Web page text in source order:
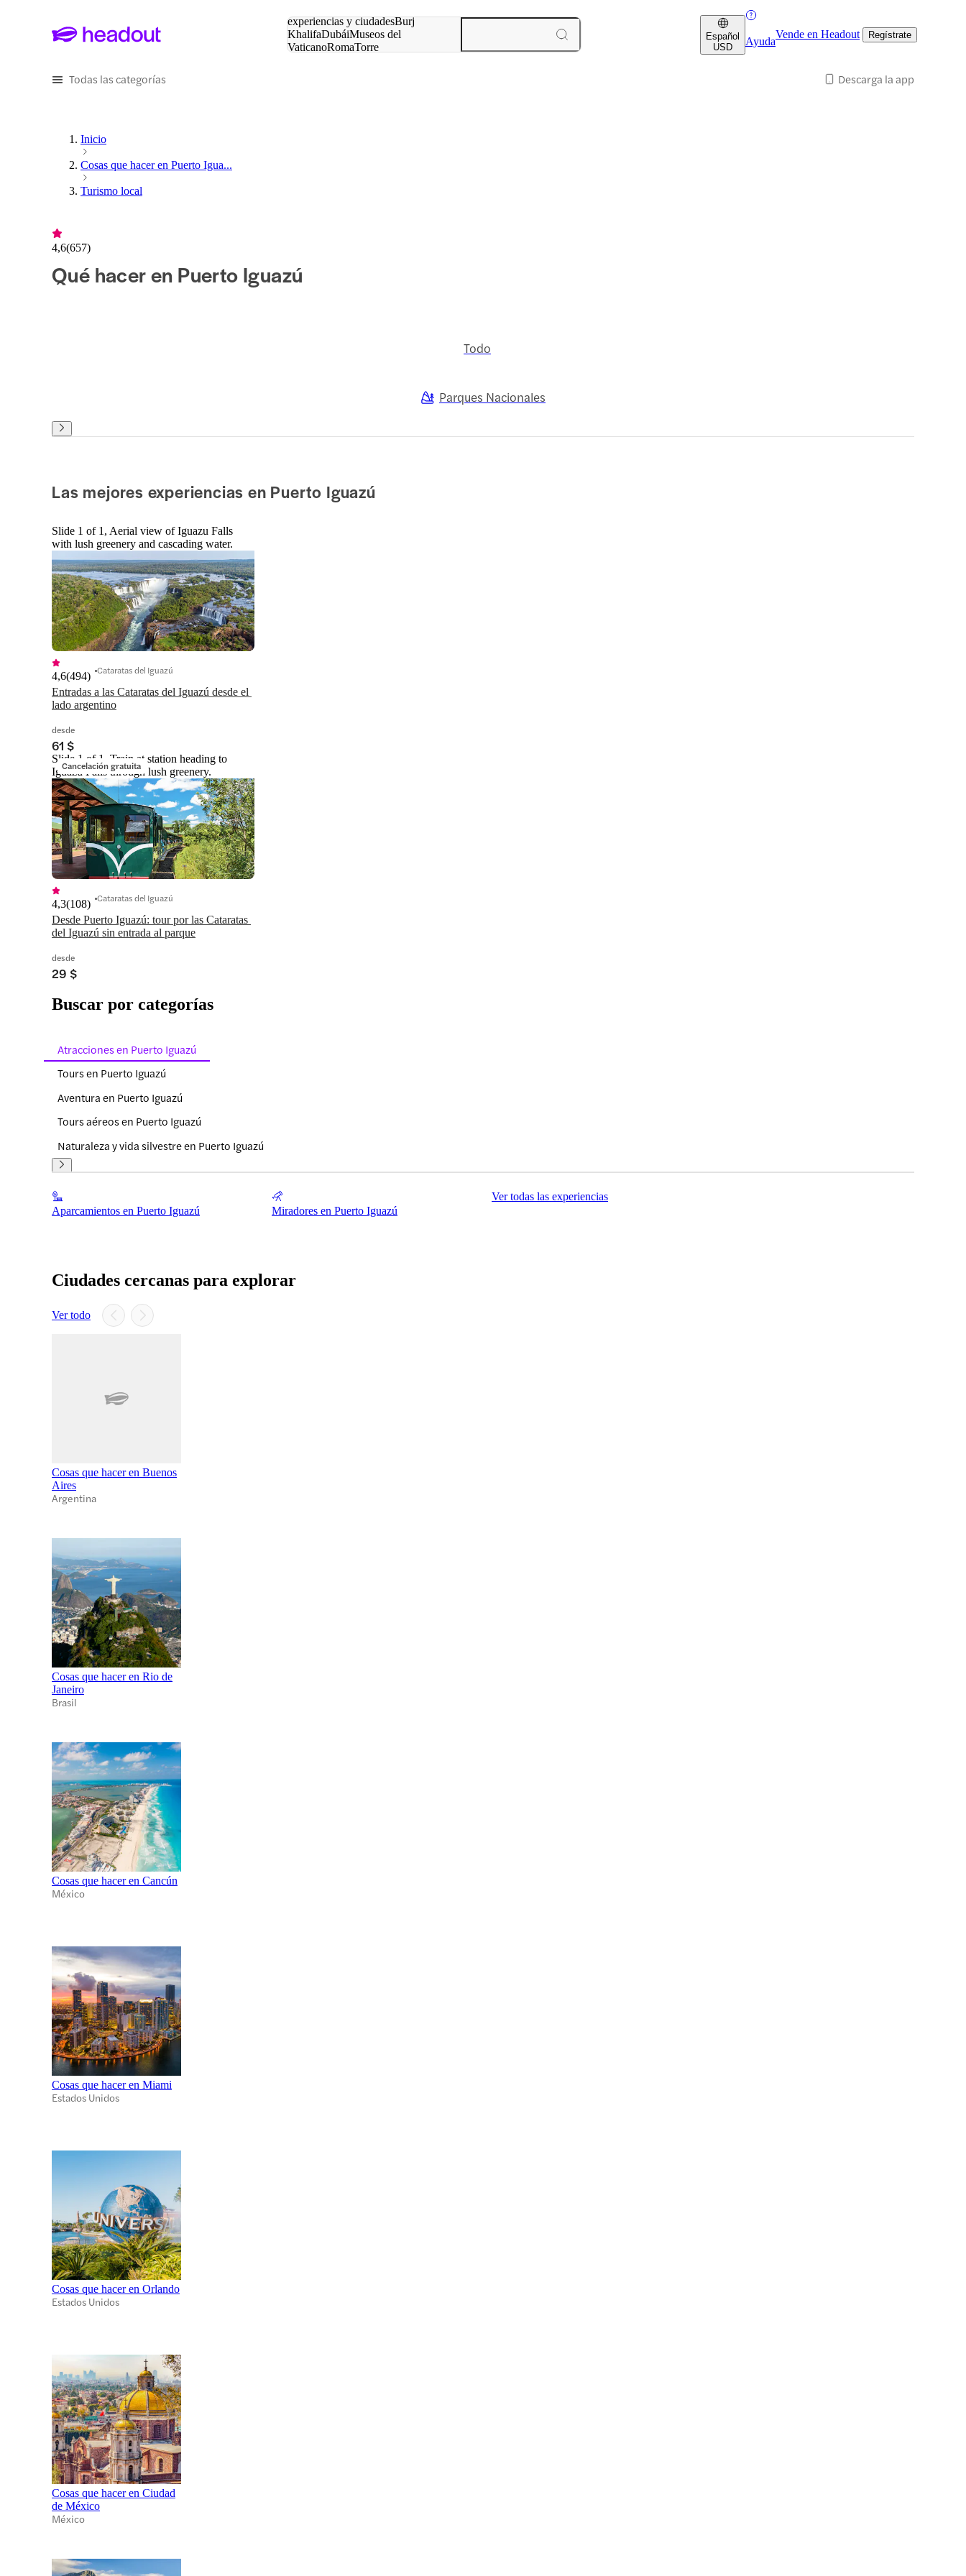
experiencias y ciudadesBurj
KhalifaDubáiMuseos del
VaticanoRomaTorre
Español
USD
Ayuda
Vende en Headout Regístrate
Todas las categorías Descarga la app
Inicio
Cosas que hacer en Puerto Igua...
Turismo local
4,6(657)
Qué hacer en Puerto Iguazú
Todo
Parques Nacionales
Las mejores experiencias en Puerto Iguazú
Slide 1 of 1, Aerial view of Iguazu Falls
with lush greenery and cascading water.
Entradas a las Cataratas del Iguazú desde el
lado argentino
4,6(494) Cataratas del Iguazú
desde
61 $
Cancelación gratuita
Slide 1 of 1, Train at station heading to
Iguazu Falls through lush greenery.
Desde Puerto Iguazú: tour por las Cataratas
del Iguazú sin entrada al parque
4,3(108) Cataratas del Iguazú
desde
29 $
Buscar por categorías
Atracciones en Puerto Iguazú
Tours en Puerto Iguazú
Aventura en Puerto Iguazú
Tours aéreos en Puerto Iguazú
Naturaleza y vida silvestre en Puerto Iguazú
Aparcamientos en Puerto Iguazú Miradores en Puerto Iguazú
Ver todas las experiencias
Ciudades cercanas para explorar
Ver todo
Cosas que hacer en Buenos
Aires
Argentina
Cosas que hacer en Rio de
Janeiro
Brasil
Cosas que hacer en Cancún
México
Cosas que hacer en Miami
Estados Unidos
Cosas que hacer en Orlando
Estados Unidos
Cosas que hacer en Ciudad
de México
México